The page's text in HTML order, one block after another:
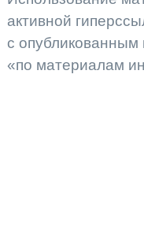
активной
с
«по материалам